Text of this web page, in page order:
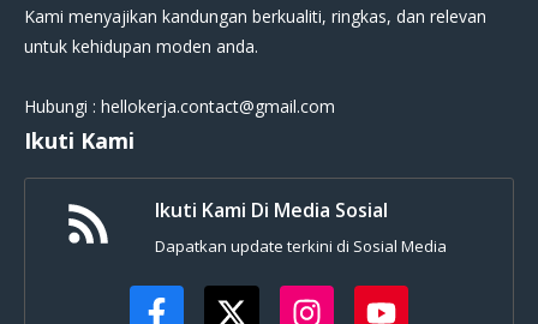
Kami menyajikan kandungan berkualiti, ringkas, dan relevan
untuk kehidupan moden anda.
Hubungi : hellokerja.contact@gmail.com
Ikuti Kami
Ikuti Kami Di Media Sosial
Dapatkan update terkini di Sosial Media